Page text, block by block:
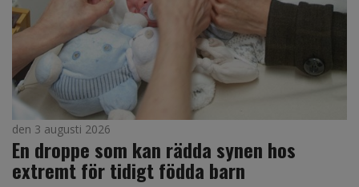
den 3 augusti 2026
En droppe som kan rädda synen hos
extremt för tidigt födda barn